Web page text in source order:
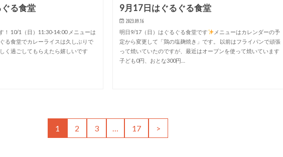
る食堂
！ 10/1（日）11:30-14:00 メニューは
る食堂でカレーライスは久しぶりで
く過ごしてもらえたら嬉しいです
9月17日はぐるぐる食堂
2023.09.16
明日9/17（日）はぐるぐる食堂です
メニューはカレンダーの予
定から変更して「鶏の塩麹焼き」です。 以前はフライパンで頑張
って焼いていたのですが、最近はオーブンを使って焼いています
子ども0円、おとな300円…
1 2 3 17 >